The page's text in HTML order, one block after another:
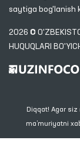
saytiga bog'lanish
2026 ©
HUQUQLARI
Diqqat! Agar
ma’muriyatni